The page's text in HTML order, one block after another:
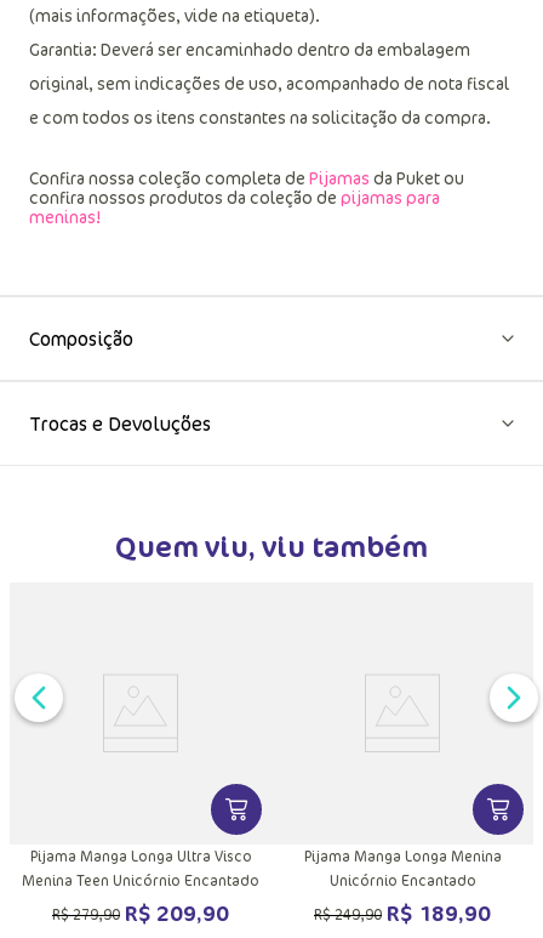
(mais informações, vide na etiqueta).
Garantia: Deverá ser encaminhado dentro da embalagem
original, sem indicações de uso, acompanhado de nota fiscal
e com todos os itens constantes na solicitação da compra.
Confira nossa coleção completa de Pijamas da Puket ou
confira nossos produtos da coleção de pijamas para
meninas!
Composição
Trocas e Devoluções
Quem viu, viu também
INFORMAÇÕES DO PRODUTOVER MAIS INFORMAÇÕES DO
Pijama Manga Longa Ultra Visco
Menina Teen Unicórnio Encantado
R$279,90 R$ 209,90
VER
Pijama Manga Longa Menina
Unicórnio Encantado
R$249,90 R$ 189,90